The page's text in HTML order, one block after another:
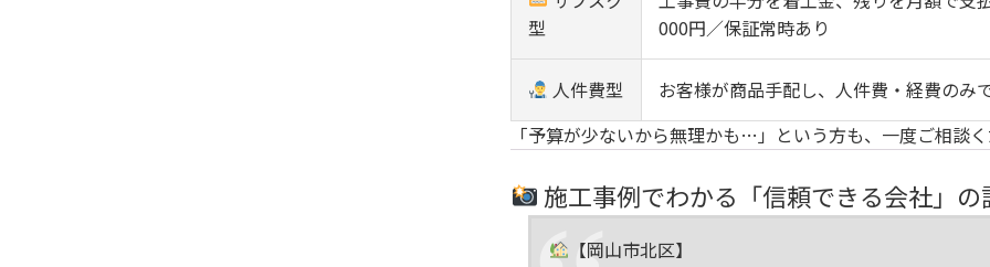
型
000円／保証常時あり
人件費型
お客様が商品手配し、人件費・経費のみ
「予算が少ないから無理かも…」という方も、一度ご相談く
施工事例でわかる「信頼できる会社」の
【岡山市北区】